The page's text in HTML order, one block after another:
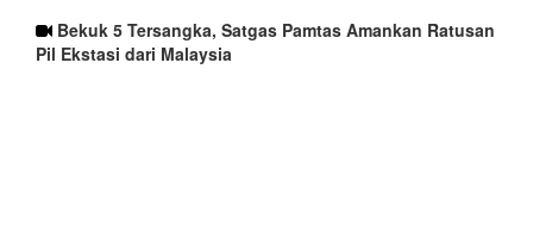
Bekuk 5 Tersangka, Satgas Pamtas Amankan Ratusan
Pil Ekstasi dari Malaysia